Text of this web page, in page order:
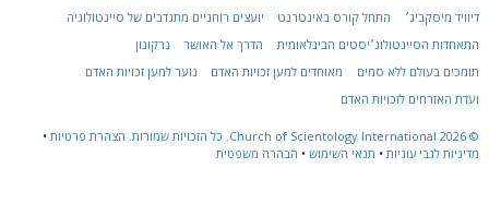
דיוויד מיסקביג׳
התחל קורס באינטרנט
יועצים רוחניים מתנדבים של סיינטולוגיה
התאחדות הסיינטולוג׳יסטים הבינלאומית
הדרך אל האושר
נרקונון
תומכים בעולם ללא סמים
מאוחדים למען זכויות האדם
נוער למען זכויות האדם
ועדת האזרחים לזכויות האדם
© 2026
Church of Scientology International. כל הזכויות שמורות. הצהרת פרטיות •
מדיניות לגבי עוגיות • תנאי השימוש • הבהרה משפטית